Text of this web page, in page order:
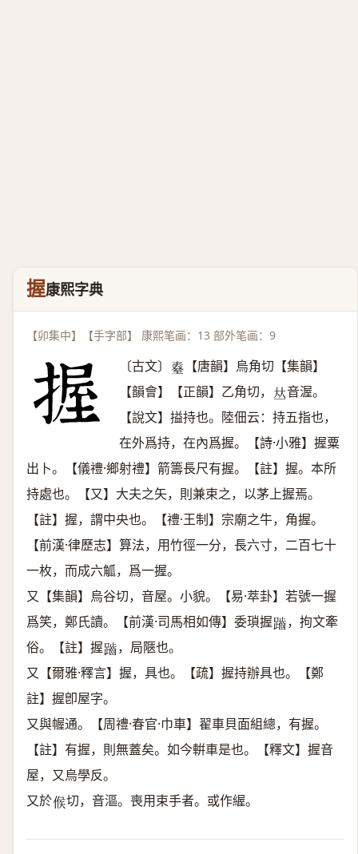
握康熙字典
【卯集中】【手字部】 康熙笔画：13 部外笔画：9
〔古文〕 𦥆
【唐韻】烏角切【集韻】
【韻會】【正韻】乙角切， 𠀤音渥。
【說文】搤持也。陸佃云：持五指也，
在外爲持，在內爲握。【詩·小雅】握粟
出卜。【儀禮·鄉射禮】箭籌長尺有握。【註】握。本所
持處也。【又】大夫之矢，則兼束之，以茅上握焉。
【註】握，謂中央也。【禮·王制】宗廟之牛，角握。
【前漢·律歷志】算法，用竹徑一分，長六寸，二百七十
一枚，而成六觚，爲一握。
又【集韻】烏谷切，音屋。小貌。【易·萃卦】若號一握
爲笑，鄭氏讀。【前漢·司馬相如傳】委瑣握𪘏 ，拘文牽
俗。【註】握𪘏 ，局陿也。
又【爾雅·釋言】握，具也。【疏】握持辦具也。【鄭
註】握卽屋字。
又與幄通。【周禮·春官·巾車】翟車貝面組總，有握。
【註】有握，則無蓋矣。如今輧車是也。【釋文】握音
屋，又烏學反。
又於𠋫 切，音漚。喪用束手者。或作䌂。